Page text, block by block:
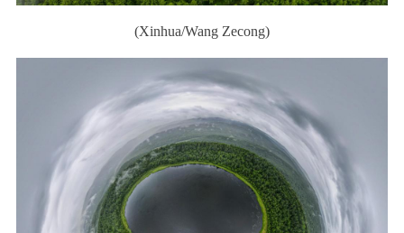
(Xinhua/Wang Zecong)